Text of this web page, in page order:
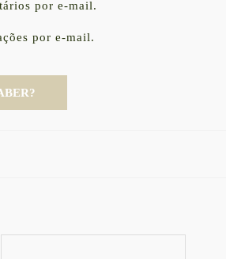
por e-mail.
por e-mail.